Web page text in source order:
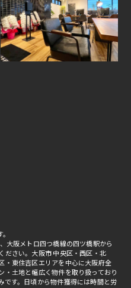
大阪メトロ四つ橋線の四ツ橋駅から
さい。大阪市 中央区・西区・北
・東住吉区エリアを中心に大阪府全
土地と幅広く物件を取り扱っており
です。日頃から物件獲得には時間と労